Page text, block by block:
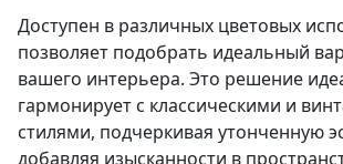
Доступен в различных цветовых
позволяет подобрать идеальный
вашего интерьера. Это решение
гармонирует с классическими и
стилями, подчеркивая утонченную
добавляя изысканности в